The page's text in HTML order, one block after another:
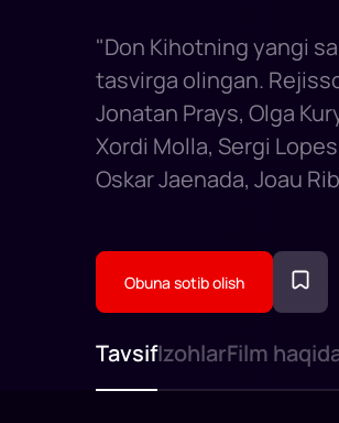
"Don Kihotning yangi
tasvirga olingan.
Jonatan Prays, Olga
Xordi Molla, Sergi
Oskar Jaenada, Joau
Obuna sotib olish
TavsifIzohlarFilm